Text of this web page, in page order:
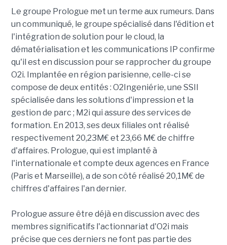
Le groupe Prologue met un terme aux rumeurs. Dans
un communiqué, le groupe spécialisé dans l'édition et
l'intégration de solution pour le cloud, la
dématérialisation et les communications IP confirme
qu'il est en discussion pour se rapprocher du groupe
O2i. Implantée en région parisienne, celle-ci se
compose de deux entités : O2Ingeniérie, une SSII
spécialisée dans les solutions d'impression et la
gestion de parc ; M2i qui assure des services de
formation. En 2013, ses deux filiales ont réalisé
respectivement 20,23M€ et 23,66 M€ de chiffre
d'affaires. Prologue, qui est implanté à
l'internationale et compte deux agences en France
(Paris et Marseille), a de son côté réalisé 20,1M€ de
chiffres d'affaires l'an dernier.
Prologue assure être déjà en discussion avec des
membres significatifs l'actionnariat d'O2i mais
précise que ces derniers ne font pas partie des